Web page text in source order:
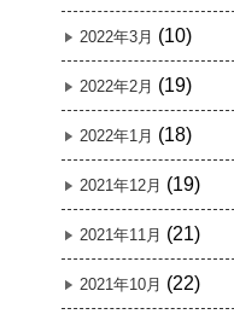
2022年3月 (10)
2022年2月 (19)
2022年1月 (18)
2021年12月 (19)
2021年11月 (21)
2021年10月 (22)